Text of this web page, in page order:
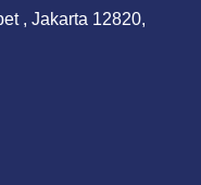
, Jakarta 12820,